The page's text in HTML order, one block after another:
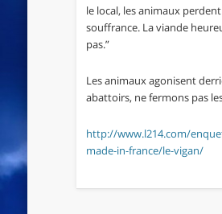
le local, les animaux
souffrance. La viande
pas.”
Les animaux agonisent
abattoirs, ne fermons pas
http://www.l214.com/
made-in-france/le-vigan/